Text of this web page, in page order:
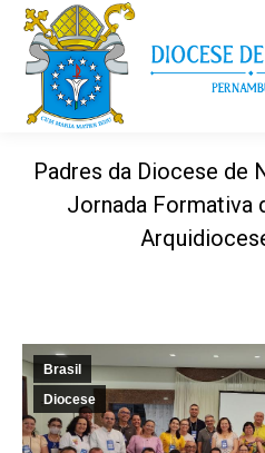
Padres da Diocese de
Jornada Formativa
Brasil
Diocese